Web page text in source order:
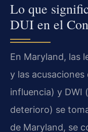
Lo que
DUI en el
En Maryland, las
y las
influencia) y DWI
deterioro) se
de Maryland, se